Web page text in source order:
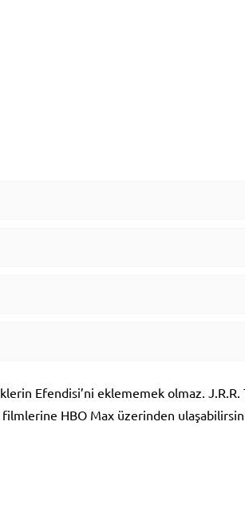
Efendisi’ni eklememek olmaz. J.R.R.
HBO Max üzerinden